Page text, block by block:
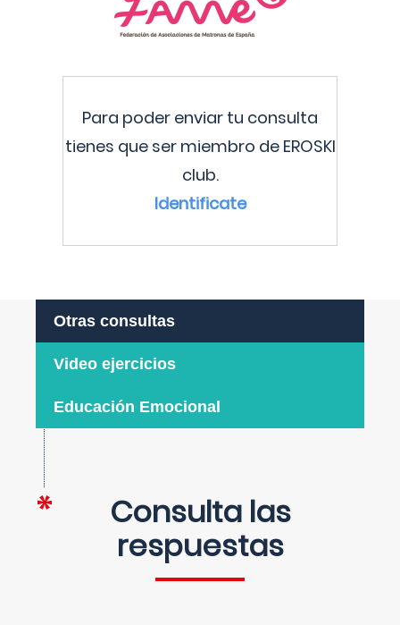
Para poder enviar tu consulta
tienes que ser miembro de EROSKI
club.
Identificate
Otras consultas
Video ejercicios
Educación Emocional
Consulta las
respuestas